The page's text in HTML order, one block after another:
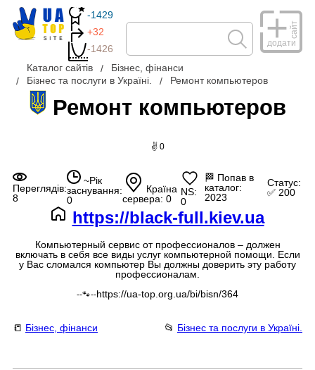
-1429
+32
-1426
додати
сайт
Каталог сайтів
Бізнес, фінанси
Бізнес та послуги в Україні.
Ремонт компьютеров
Ремонт компьютеров
✌ 0
Переглядів:
8
~Рік
заснування:
0
Країна
сервера: 0
NS:
0
🏁 Попав в
каталог:
2023
Статус:
✅ 200
https://black-full.kiev.ua
Компьютерный сервис от профессионалов – должен
включать в себя все виды услуг компьютерной помощи. Если
у Вас сломался компьютер Вы должны доверить эту работу
профессионалам.
--🐾--https://ua-top.org.ua/bi/bisn/364
📒 Бізнес, фінанси 📂 Бізнес та послуги в Україні.